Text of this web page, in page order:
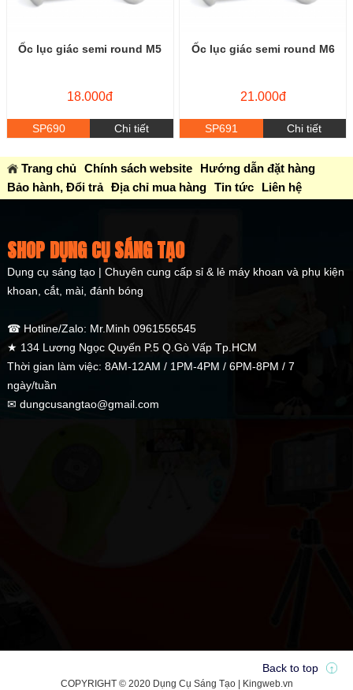
Ốc lục giác semi round M5
18.000đ
SP690 Chi tiết
Ốc lục giác semi round M6
21.000đ
SP691 Chi tiết
Trang chủ Chính sách website
Hướng dẫn đặt hàng
Bảo hành, Đổi trả Địa chỉ mua hàng Tin tức Liên hệ
SHOP DỤNG CỤ SÁNG TẠO
Dụng cụ sáng tạo | Chuyên cung cấp sỉ & lẻ máy khoan và phụ kiện
khoan, cắt, mài, đánh bóng
☎ Hotline/Zalo: Mr.Minh 0961556545
★ 134 Lương Ngọc Quyến P.5 Q.Gò Vấp Tp.HCM
Thời gian làm việc: 8AM-12AM / 1PM-4PM / 6PM-8PM / 7
ngày/tuần
✉ dungcusangtao@gmail.com
COPYRIGHT © 2020 Dụng Cụ Sáng Tạo | Kingweb.vn
Back to top